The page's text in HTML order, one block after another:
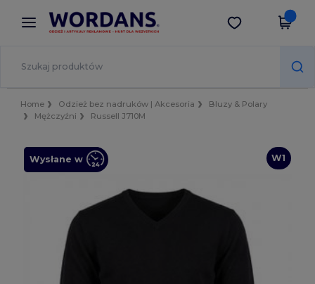
× Aplikacja Wordans
Lepsze ceny w aplikacji!
Pobierz app
Home Odzież bez nadruków | Akcesoria
Bluzy & Polary
Mężczyźni
Russell J710M
W1
Wysłane w